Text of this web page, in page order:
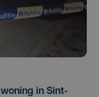
in Sint-